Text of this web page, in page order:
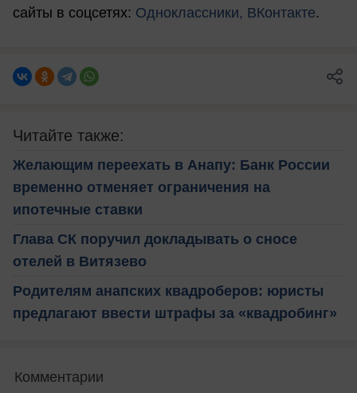
сайты в соцсетях: Одноклассники, ВКонтакте.
Читайте также:
Желающим переехать в Анапу: Банк России
временно отменяет ограничения на
ипотечные ставки
Глава СК поручил докладывать о сносе
отелей в Витязево
Родителям анапских квадроберов: юристы
предлагают ввести штрафы за «квадробинг»
Комментарии